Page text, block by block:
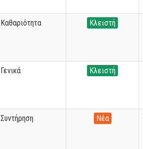
Καθαριότητα Κλειστή
Γενικά Κλειστή
Συντήρηση Νέα